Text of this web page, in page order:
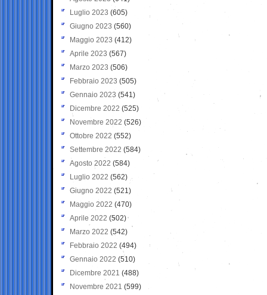
Luglio 2023 (605)
Giugno 2023 (560)
Maggio 2023 (412)
Aprile 2023 (567)
Marzo 2023 (506)
Febbraio 2023 (505)
Gennaio 2023 (541)
Dicembre 2022 (525)
Novembre 2022 (526)
Ottobre 2022 (552)
Settembre 2022 (584)
Agosto 2022 (584)
Luglio 2022 (562)
Giugno 2022 (521)
Maggio 2022 (470)
Aprile 2022 (502)
Marzo 2022 (542)
Febbraio 2022 (494)
Gennaio 2022 (510)
Dicembre 2021 (488)
Novembre 2021 (599)